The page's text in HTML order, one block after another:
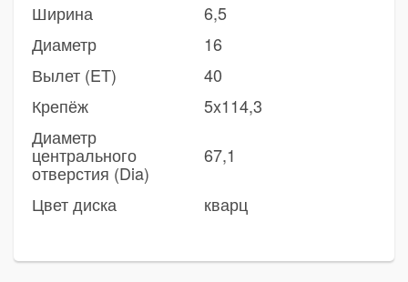
Ширина
6,5
Диаметр
16
Вылет (ET)
40
Крепёж
5x114,3
Диаметр
центрального
отверстия (Dia)
67,1
Цвет диска кварц